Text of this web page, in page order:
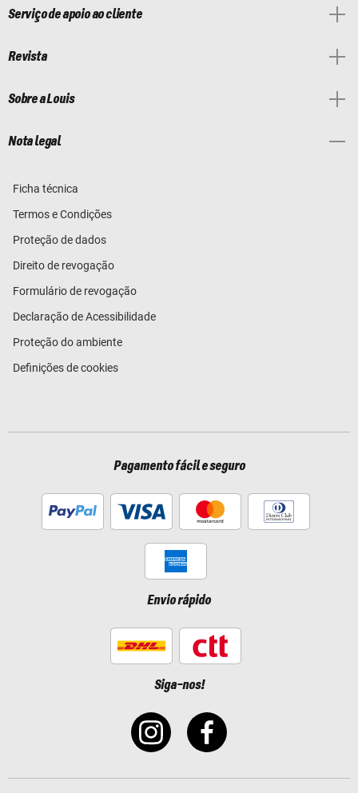
Serviço de apoio ao cliente
Revista
Sobre a Louis
Nota legal
Ficha técnica
Termos e Condições
Proteção de dados
Direito de revogação
Formulário de revogação
Declaração de Acessibilidade
Proteção do ambiente
Definições de cookies
Pagamento fácil e seguro
Envio rápido
Siga-nos!